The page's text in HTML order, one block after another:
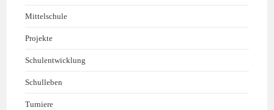
Mittelschule
Projekte
Schulentwicklung
Schulleben
Turniere